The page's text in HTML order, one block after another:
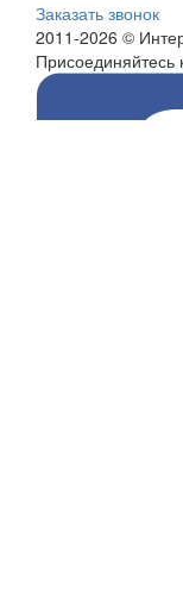
Заказать звонок
2011-2026 ©
Присоединяйтесь